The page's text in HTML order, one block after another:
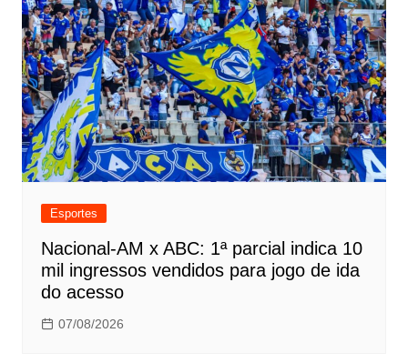
Esportes
Nacional-AM x ABC: 1ª parcial indica 10
mil ingressos vendidos para jogo de ida
do acesso
07/08/2026